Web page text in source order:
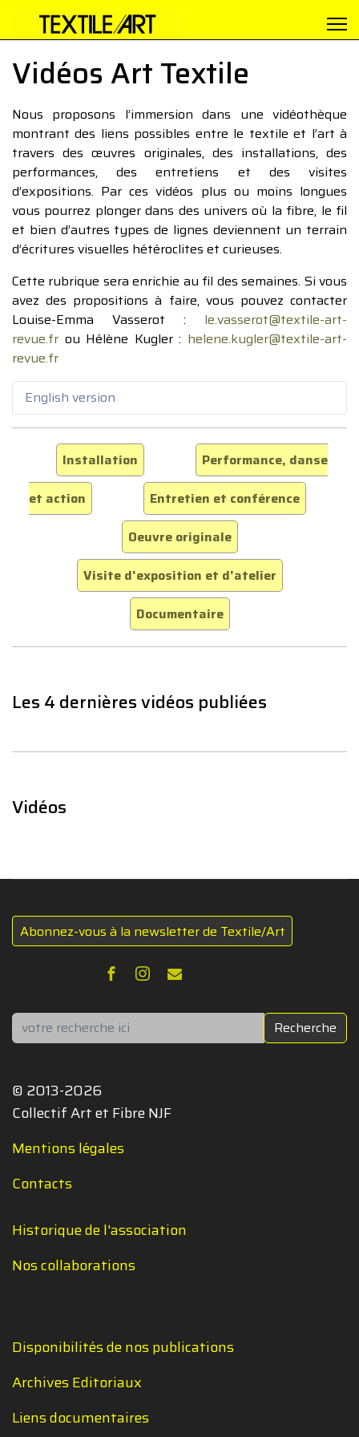
Vidéos Art Textile
Nous proposons l’immersion dans une vidéothèque
montrant des liens possibles entre le textile et l’art à
travers des œuvres originales, des installations, des
performances, des entretiens et des visites
d’expositions. Par ces vidéos plus ou moins longues
vous pourrez plonger dans des univers où la fibre, le fil
et bien d’autres types de lignes deviennent un terrain
d’écritures visuelles hétéroclites et curieuses.
Cette rubrique sera enrichie au fil des semaines. Si vous
avez des propositions à faire, vous pouvez contacter
Louise-Emma Vasserot : le.vasserot@textile-art-
revue.fr ou Hélène Kugler : helene.kugler@textile-art-
revue.fr
English version
Installation
Performance, danse
et action
Entretien et conférence
Oeuvre originale
Visite d'exposition et d'atelier
Documentaire
Les 4 dernières vidéos publiées
Vidéos
Abonnez-vous à la newsletter de Textile/Art
Rechercher Recherche
© 2013-2026
Collectif Art et Fibre NJF
Mentions légales
Contacts
Historique de l'association
Nos collaborations
Disponibilités de nos publications
Archives Editoriaux
Liens documentaires